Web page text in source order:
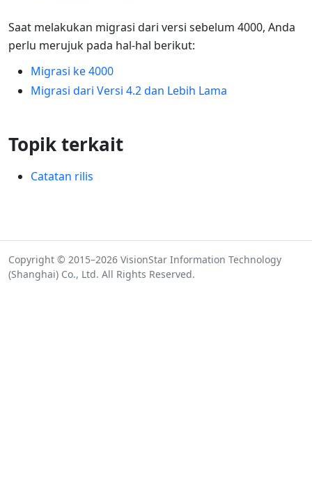
Saat melakukan migrasi dari versi sebelum 4000, Anda
perlu merujuk pada hal-hal berikut:
Migrasi ke 4000
Migrasi dari Versi 4.2 dan Lebih Lama
Topik terkait
Catatan rilis
Copyright © 2015–2026 VisionStar Information Technology
(Shanghai) Co., Ltd. All Rights Reserved.